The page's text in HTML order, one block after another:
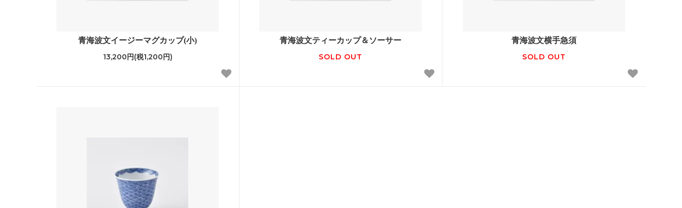
青海波文イージーマグカップ(小)
13,200円(税1,200円)
青海波文ティーカップ＆ソーサー
SOLD OUT
青海波文横手急須
SOLD OUT